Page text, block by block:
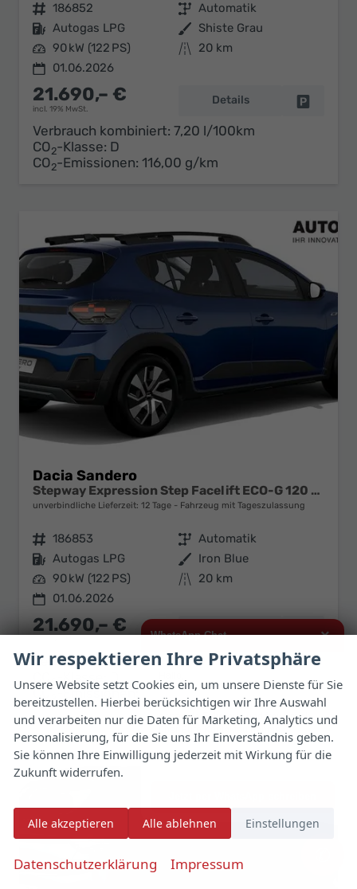
Fahrzeugnr. 186852 Getriebe Automatik
Kraftstoff Autogas LPG Außenfarbe Shiste Grau
Leistung 90 kW (122 PS) Kilometerstand
20 km
01.06.2026
21.690,– €
incl. 19% MwSt.
Details
Verbrauch kombiniert: 7,20 l/100km
CO2-Klasse: D
CO2-Emissionen: 116,00 g/km
Dacia Sandero
Stepway Expression Step Facelift ECO-G 120 AT
unverbindliche Lieferzeit: 12 Tage Fahrzeug mit Tageszulassung
Fahrzeugnr. 186853 Getriebe Automatik
Kraftstoff Autogas LPG Außenfarbe Iron Blue
Leistung 90 kW (122 PS) Kilometerstand
20 km
01.06.2026
21.690,– € Details
Verbrauch kombiniert:7,20 l/100km
2-Klasse:
D
CO -Emissionen:116,00 g/km
WhatsApp Chat ×
ich interessiere mich für das oben
genannte Fahrzeug und freue mich
über Eure Kontaktaufnahme.
Viele Grüße
Wir respektieren Ihre Privatsphäre
Unsere Website setzt Cookies ein, um unsere Dienste für Sie
bereitzustellen. Hierbei berücksichtigen wir Ihre Auswahl
und verarbeiten nur die Daten für Marketing, Analytics und
Personalisierung, für die Sie uns Ihr Einverständnis geben.
Sie können Ihre Einwilligung jederzeit mit Wirkung für die
Zukunft widerrufen.
Alle akzeptieren Alle ablehnen Einstellungen
Datenschutzerklärung Impressum